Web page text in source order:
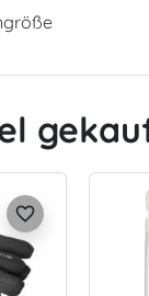
favorite_border